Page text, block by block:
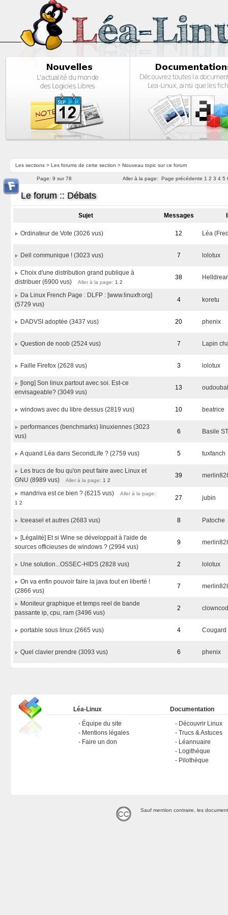
Les sections> Les forums de cette section > Nouveau topic sur ce forum
Aller à la page: Page précédente 1 2 3 4 5
Page: 9 sur 78
Le forum :: Débats
Sujet Messages
Ordinateur de Vote (3026 vus) 12 Léa
Dell communique ! (3023 vus) 7 lolotux
Choix d'une distribution grand publique à
distribuer (6900 vus)
Aller à la page: 1 2
38
Da Linux French Page : DLFP : [www.linuxfr.org]
(5729 vus)
4 koretu
DADVSI adoptée (3437 vus) 20 phenix
Question de noob (2524 vus) 7 Lapin
Faille Firefox (2628 vus) 3 lolotux
[long] Son linux partout avec soi. Est-ce
envisageable? (3049 vus)
13
windows avec du libre dessus (2819 vus) 10 beatrice
performances (benchmarks) linuxiennes (3023
vus)
6 Basile
A quand Léa dans SecondLife ? (2759 vus) 5 tuxfanch
Les trucs de fou qu'on peut faire avec Linux et
GNU (8989 vus)
Aller à la page: 1 2
39
mandriva est ce bien ? (6215 vus)
Aller à la page:
1 2
27 jubin
Iceeasel et autres (2683 vus) 8 Patoche
[Légalité] Et si Wine se développait à l'aide de
sources officieuses de windows ? (2994 vus)
9
Une solution...OSSEC-HIDS (2828 vus) 2 lolotux
On va enfin pouvoir faire la java tout en liberté !
(2866 vus)
7
Moniteur graphique et temps reel de bande
passante ip, cpu, ram (3496 vus)
2
portable sous linux (2665 vus) 4 Cougard
Quel clavier prendre (3093 vus) 6 phenix
Léa-Linux
Équipe du site
Mentions légales
Faire un don
Documentation
Découvrir Linux
Trucs & Astuces
Léannuaire
Logithèque
Pilothèque
Sauf mention contraire, les